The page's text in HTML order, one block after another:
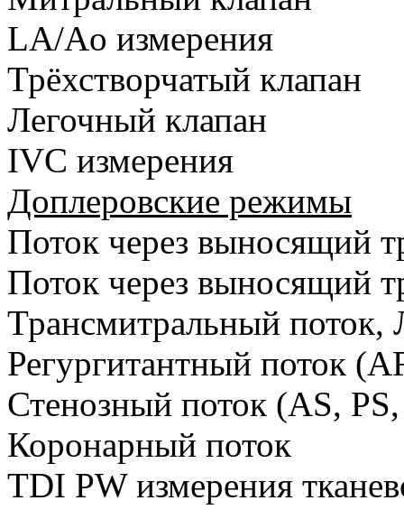
LA/Ao измерения
Трёхстворчатый клапан
Легочный клапан
IVC измерения
Доплеровские режимы
Поток через выносящий
Поток через выносящий
Трансмитральный поток,
Регургитантный поток
Стенозный поток (AS,
Коронарный поток
TDI PW измерения